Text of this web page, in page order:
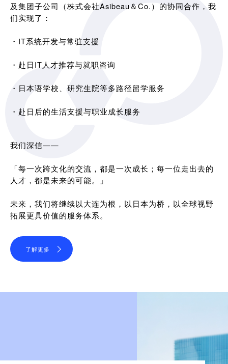
及集团子公司（株式会社Asibeau＆Co.）的协同合作，我
们实现了：
・IT系统开发与常驻支援
・赴日IT人才推荐与就职咨询
・日本语学校、研究生院等多路径留学服务
・赴日后的生活支援与职业成长服务
我们深信——
「每一次跨文化的交流，都是一次成长；每一位走出去的
人才，都是未来的可能。」
未来，我们将继续以大连为根，以日本为桥，以全球视野
拓展更具价值的服务体系。
了解更多